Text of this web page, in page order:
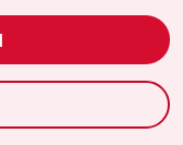
Stahlwerk“
noch keiner
zu